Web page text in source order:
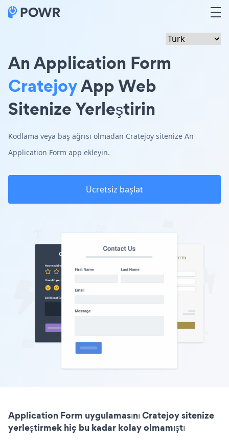
An Application Form
CratejoyApp Web
Sitenize Yerleştirin
Kodlama veya baş ağrısı olmadan Cratejoy sitenize An
Application Form app ekleyin.
Ücretsiz başlat
Application Form uygulamasını Cratejoy sitenize
yerleştirmek hiç bu kadar kolay olmamıştı